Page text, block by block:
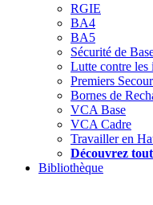
RGIE
BA4
BA5
Sécurité de
Lutte contre les
Premiers
Bornes de
VCA Base
VCA Cadre
Travailler en
Découvrez
Bibliothèque